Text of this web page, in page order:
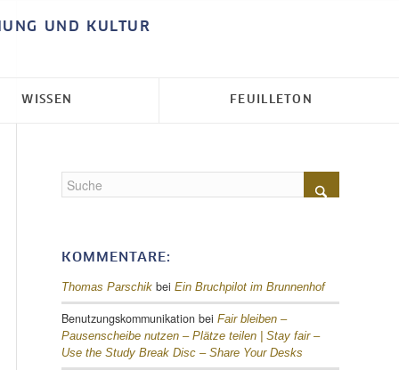
UND KULTUR
WISSEN FEUILLETON
KOMMENTARE:
Thomas Parschik bei Ein Bruchpilot im Brunnenhof
Benutzungskommunikation bei Fair bleiben –
Pausenscheibe nutzen – Plätze teilen | Stay fair –
Use the Study Break Disc – Share Your Desks